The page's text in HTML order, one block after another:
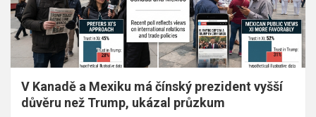
V Kanadě a Mexiku má čínský prezident vyšší
důvěru než Trump, ukázal průzkum